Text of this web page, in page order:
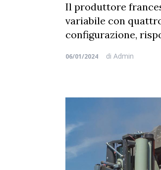
Il produttore
variabile con
configurazione,
06/01/2024 di Admin